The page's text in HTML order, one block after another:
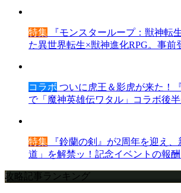
特集 『モンスターループ：獣神転
た異世界転生×獣神進化RPG。事前
コラボ ついに虎王＆影虎が来た！
で「魔神英雄伝ワタル」コラボ後半
特集 『鈴蘭の剣』が2周年を迎え
道」を解禁ッ！記念イベントの報酬
攻略記事ランキング